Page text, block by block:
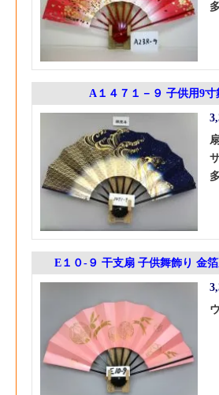
A１４７１－９ 子供用9
E１０-９ 干支扇 子供舞飾り 金